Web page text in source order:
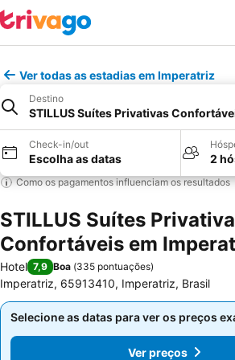
Ver todas as estadias em Imperatriz
Destino
STILLUS Suítes Privativas
Check-in/out
Escolha as datas 2
Como os pagamentos influenciam os resultados
STILLUS Suítes
Confortáveis em
Hotel 7,9 Boa (335 pontuações)
Imperatriz, 65913410, Imperatriz, Brasil
Selecione as datas para ver os preços
Ver preços
Selecione as datas para ver os preços
Ver preços